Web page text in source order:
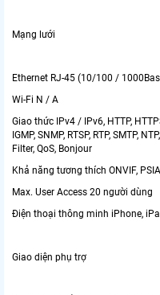
Mạng lưới
Ethernet RJ-45 (10/100 /
Wi-Fi N / A
Giao thức IPv4 / IPv6, HTTP,
IGMP, SNMP, RTSP, RTP, SMTP,
Filter, QoS, Bonjour
Khả năng tương thích ONVIF,
Max. User Access 20 người dùng
Điện thoại thông minh iPhone,
Giao diện phụ trợ